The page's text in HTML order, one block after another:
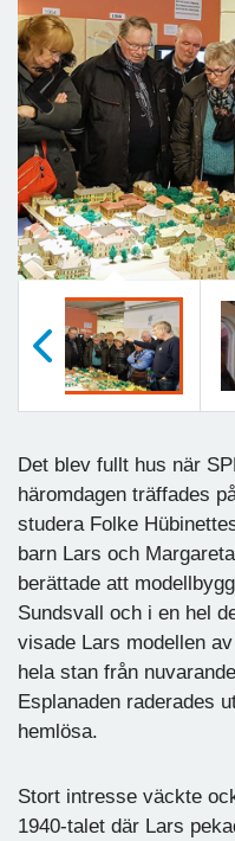
Previous
Det blev fullt hus när
häromdagen träffades
studera Folke
barn Lars och
berättade att
Sundsvall och i en hel
visade Lars modellen
hela stan från
Esplanaden raderades
hemlösa.
Stort intresse väckte
1940-talet där Lars